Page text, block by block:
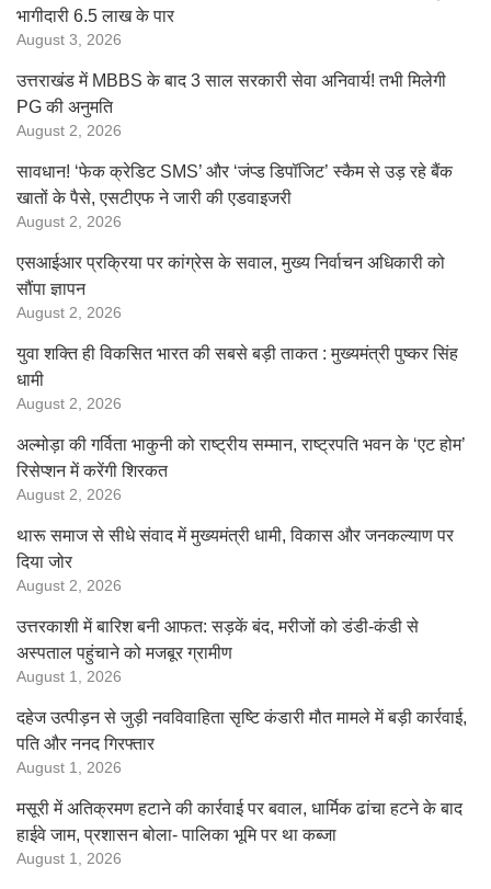
भागीदारी 6.5 लाख के पार
August 3, 2026
उत्तराखंड में MBBS के बाद 3 साल सरकारी सेवा अनिवार्य! तभी मिलेगी
PG की अनुमति
August 2, 2026
सावधान! ‘फेक क्रेडिट SMS’ और ‘जंप्ड डिपॉजिट’ स्कैम से उड़ रहे बैंक
खातों के पैसे, एसटीएफ ने जारी की एडवाइजरी
August 2, 2026
एसआईआर प्रक्रिया पर कांग्रेस के सवाल, मुख्य निर्वाचन अधिकारी को
सौंपा ज्ञापन
August 2, 2026
युवा शक्ति ही विकसित भारत की सबसे बड़ी ताकत : मुख्यमंत्री पुष्कर सिंह
धामी
August 2, 2026
अल्मोड़ा की गर्विता भाकुनी को राष्ट्रीय सम्मान, राष्ट्रपति भवन के ‘एट होम’
रिसेप्शन में करेंगी शिरकत
August 2, 2026
थारू समाज से सीधे संवाद में मुख्यमंत्री धामी, विकास और जनकल्याण पर
दिया जोर
August 2, 2026
उत्तरकाशी में बारिश बनी आफत: सड़कें बंद, मरीजों को डंडी-कंडी से
अस्पताल पहुंचाने को मजबूर ग्रामीण
August 1, 2026
दहेज उत्पीड़न से जुड़ी नवविवाहिता सृष्टि कंडारी मौत मामले में बड़ी कार्रवाई,
पति और ननद गिरफ्तार
August 1, 2026
मसूरी में अतिक्रमण हटाने की कार्रवाई पर बवाल, धार्मिक ढांचा हटने के बाद
हाईवे जाम, प्रशासन बोला- पालिका भूमि पर था कब्जा
August 1, 2026